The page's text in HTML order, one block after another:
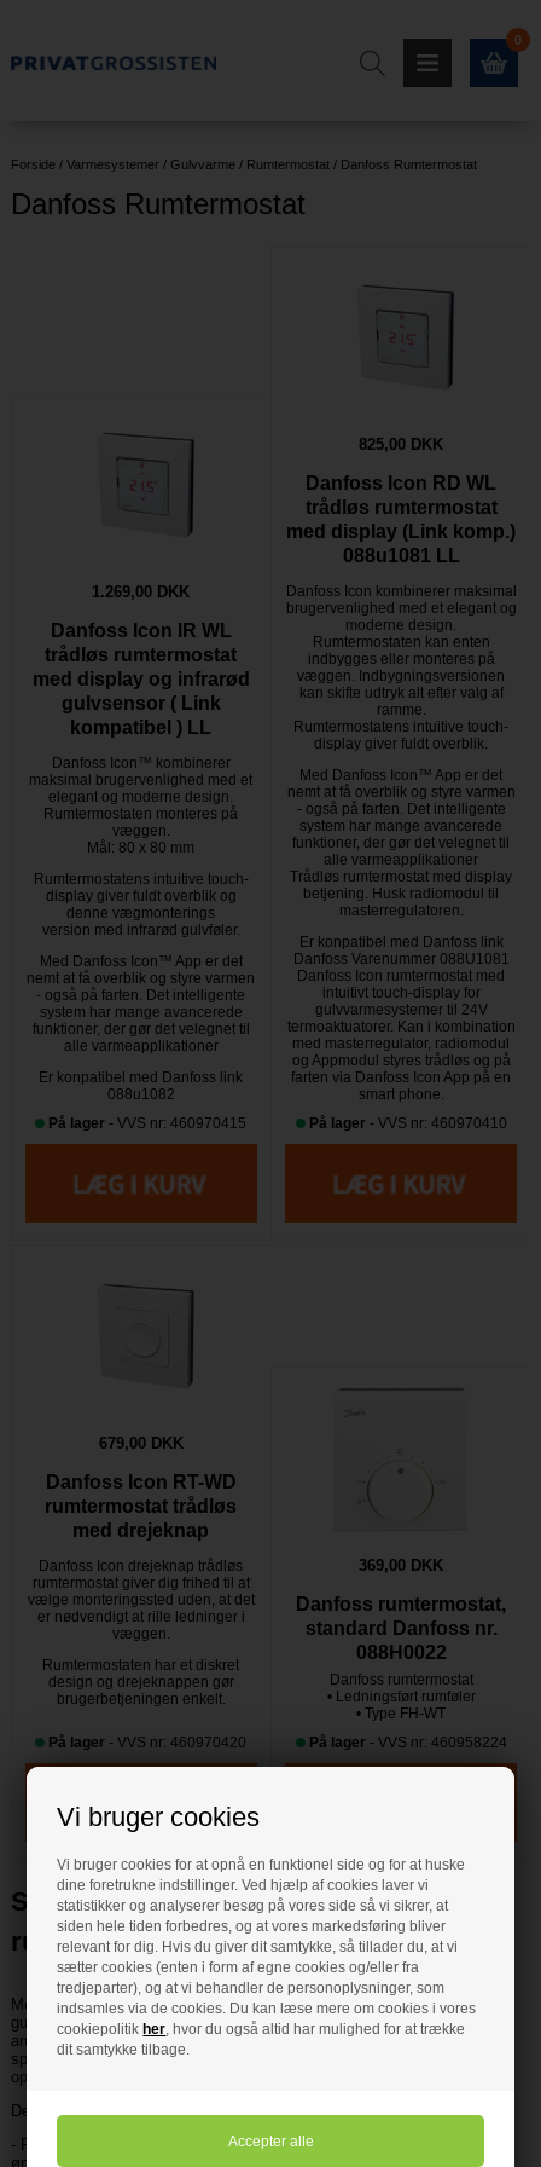
Vi bruger cookies
Vi bruger cookies for at opnå en funktionel side og for at huske
dine foretrukne indstillinger. Ved hjælp af cookies laver vi
statistikker og analyserer besøg på vores side så vi sikrer, at
siden hele tiden forbedres, og at vores markedsføring bliver
relevant for dig. Hvis du giver dit samtykke, så tillader du, at vi
sætter cookies (enten i form af egne cookies og/eller fra
tredjeparter), og at vi behandler de personoplysninger, som
indsamles via de cookies. Du kan læse mere om cookies i vores
cookiepolitikher , hvor du også altid har mulighed for at trække
dit samtykke tilbage.
0
Forside / Varmesystemer / Gulvvarme / Rumtermostat/ Danfoss Rumtermostat
Danfoss Rumtermostat
1.269,00 DKK
Danfoss Icon IR WL
trådløs rumtermostat
med display og infrarød
gulvsensor ( Link
kompatibel ) LL
Danfoss Icon™ kombinerer
maksimal brugervenlighed med et
elegant og moderne design.
Rumtermostaten monteres på
væggen.
Mål: 80 x 80 mm
Rumtermostatens intuitive touch-
display giver fuldt overblik og
denne vægmonterings
version med infrarød gulvføler.
Med Danfoss Icon™ App er det
nemt at få overblik og styre varmen
- også på farten. Det intelligente
system har mange avancerede
funktioner, der gør det velegnet til
alle varmeapplikationer
Er konpatibel med Danfoss link
088u1082
På lager - VVS nr: 460970415
825,00 DKK
Danfoss Icon RD WL
trådløs rumtermostat
med display (Link komp.)
088u1081 LL
Danfoss Icon kombinerer maksimal
brugervenlighed med et elegant og
moderne design.
Rumtermostaten kan enten
indbygges eller monteres på
væggen. Indbygningsversionen
kan skifte udtryk alt efter valg af
ramme.
Rumtermostatens intuitive touch-
display giver fuldt overblik.
Med Danfoss Icon™ App er det
nemt at få overblik og styre varmen
- også på farten. Det intelligente
system har mange avancerede
funktioner, der gør det velegnet til
alle varmeapplikationer
Trådløs rumtermostat med display
betjening. Husk radiomodul til
masterregulatoren.
Er konpatibel med Danfoss link
Danfoss Varenummer 088U1081
Danfoss Icon rumtermostat med
intuitivt touch-display for
gulvvarmesystemer til 24V
termoaktuatorer. Kan i kombination
med masterregulator, radiomodul
og Appmodul styres trådløs og på
farten via Danfoss Icon App på en
smart phone.
På lager- VVS nr: 460970410
679,00 DKK
Danfoss Icon RT-WD
rumtermostat trådløs
med drejeknap
Danfoss Icon drejeknap trådløs
rumtermostat giver dig frihed til at
vælge monteringssted uden, at det
er nødvendigt at rille ledninger i
væggen.
Rumtermostaten har et diskret
design og drejeknappen gør
brugerbetjeningen enkelt.
På lager - VVS nr: 460970420
369,00 DKK
Danfoss rumtermostat,
standard Danfoss nr.
088H0022
Danfoss rumtermostat
• Ledningsført rumføler
• Type FH-WT
På lager - VVS nr: 460958224
Styr gulvvarmen med en Danfoss-
rumtermostat
Med en Danfoss-rumtermostat kan du få præcis kontrol over din
gulvvarme og skabe det optimale indeklima i dit hjem. Danfoss er en
anerkendt virksomhed inden for teknologi til opvarmning og har
specialiseret sig i at udvikle innovative og pålidelige
opvarmningsløsninger i mange år.
Der er mange fordele ved at vælge trådløse termostater fra Danfoss:
- Præcis temperaturkontrol: Du kan nøjagtigt indstille og opretholde den
ønskede temperatur i dit rum. Det giver en konstant og behagelig varme.